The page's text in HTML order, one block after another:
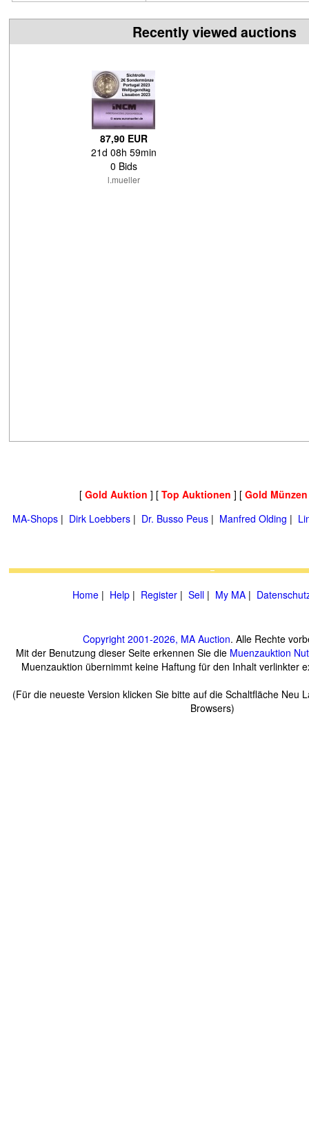
Recently viewed auctions
87,90 EUR
21d 08h 59min
0 Bids
l.mueller
[ Gold Auktion ] [ Top Auktionen ] [ Gold
MA-Shops | Dirk Loebbers | Dr. Busso Peus | Manfred Olding |
Home | Help | Register | Sell | My MA |
Copyright 2001-2026, MA Auction. Alle Rechte
Mit der Benutzung dieser Seite erkennen Sie die Muenzauktion
Muenzauktion übernimmt keine Haftung für den Inhalt verlinkter
(Für die neueste Version klicken Sie bitte auf die Schaltfläche Neu
Browsers)